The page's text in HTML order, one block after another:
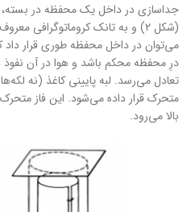
جداسازی در داخل یک محفظه در
(شکل ۲) و به تانک کروماتوگرافی
می‌توان در داخل محفظه طوری قرار داد
درِ محفظه محکم باشد و هوا در آن نفوذ
تعادل می‌رسد. لبه پایینی کاغذ (نه
متحرک قرار داده می‌شود. این فاز متحرک
بالا می‌رود.